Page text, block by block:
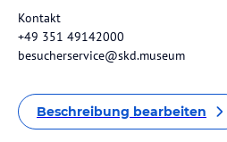
Kontakt
+49 351 49142000
besucherservice@skd.museum
Beschreibung bearbeiten